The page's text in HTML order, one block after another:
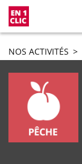
NOS ACTIVITÉS >